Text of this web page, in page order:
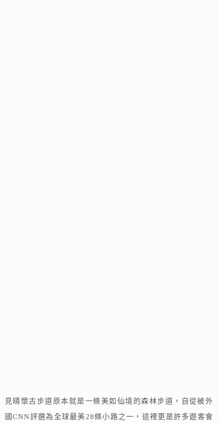
見晴懷古步道原本就是一條美如仙境的森林步道，自從被外
國CNN評選為全球最美28條小路之一，這裡更是許多遊客會